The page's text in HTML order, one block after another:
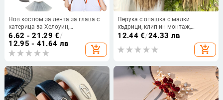
Нов костюм за лента за глава с
катерица за Хелоуин,
Великденска лента за глава с
животни, деца, анимационни
сладки плюшени топки
6.62 - 21.29 €/
12.95 - 41.64 лв
add_shopping_cart
Перука с опашка с малки
къдрици, клип-ин монтаж,
Европейски и Американски стил,
за дами • Материал на косата:
термоустойчива нишка •
боядисва
12.44€/24.33 лв
add_shopping_cart